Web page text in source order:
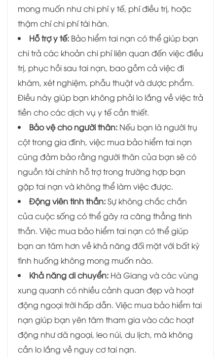
mong muốn như chi phí y tế, phí điều trị, hoặc
thậm chí chi phí tái hàn.
Hỗ trợ y tế: Bảo hiểm tai nạn có thể giúp bạn
chi trả các khoản chi phí liên quan đến việc điều
trị, phục hồi sau tai nạn, bao gồm cả việc đi
khám, xét nghiệm, phẫu thuật và dược phẩm.
Điều này giúp bạn không phải lo lắng về việc trả
tiền cho các dịch vụ y tế cần thiết.
Bảo vệ cho người thân: Nếu bạn là người trụ
cột trong gia đình, việc mua bảo hiểm tai nạn
cũng đảm bảo rằng người thân của bạn sẽ có
nguồn tài chính hỗ trợ trong trường hợp bạn
gặp tai nạn và không thể làm việc được.
Động viên tinh thần:Sự không chắc chắn
của cuộc sống có thể gây ra căng thẳng tinh
thần. Việc mua bảo hiểm tai nạn có thể giúp
bạn an tâm hơn về khả năng đối mặt với bất kỳ
tình huống không mong muốn nào.
Khả năng di chuyển: Hà Giang và các vùng
xung quanh có nhiều cảnh quan đẹp và hoạt
động ngoại trời hấp dẫn. Việc mua bảo hiểm tai
nạn giúp bạn yên tâm tham gia vào các hoạt
động như dã ngoại, leo núi, du lịch, mà không
cần lo lắng về nguy cơ tai nạn.